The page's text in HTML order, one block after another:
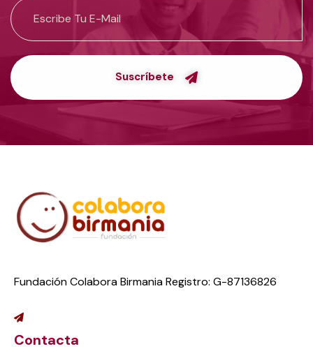
Suscríbete
Fundación Colabora Birmania Registro: G-87136826
Contacta